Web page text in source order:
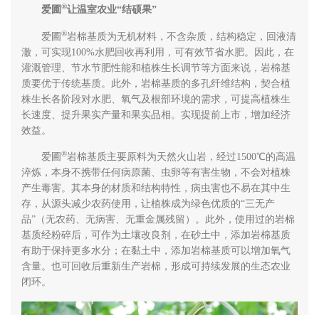
爱圃®让温室农业“结硕果”
爱圃 ®岩棉基质为无机材料，不含杂质，结构稳定，回液清
澈，可实现100%水肥回收再利用，可有效节省水肥。因此，在
灌溉管理、节水节肥性能和植株生长调节等方面来说，岩棉基
质要优于传统基质。此外，岩棉基质的多孔纤维结构，契合植
株生长各阶段对水肥、氧气及根部环境的需求，可提高植株生
长速度、提升果实产量和果实品相。实现提前上市，增加经济
效益。
爱圃 ®岩棉基质主要原料为天然火山岩，经过1500℃的高温
淬炼，本身不携带任何病原菌、虫卵等有害生物，不会对植株
产生毒害。其本身的材质和结构特性，病虫害也不易在其中生
存，从源头减少农药使用，让植株成为绿色优质的“三无产
品”（无农药、无病害、无重金属残留）。此外，使用过的岩棉
基质经粉碎后，可作为土壤改良剂，在砂土中，添加岩棉基质
有助于保持更多水分；在黏土中，添加岩棉基质可以增加氧气
含量。也可回收后重新生产岩棉，形成可持续发展的生态农业
闭环。